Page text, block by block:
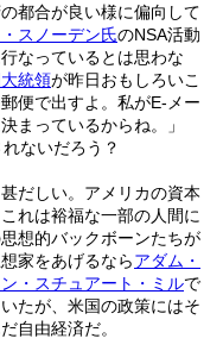
都合が良い様に偏向して
スノーデン氏のNSA活動
なっているとは思わな
統領が昨日おもしろいこ
便で出すよ。私がE-メー
まっているからね。」
ないだろう？
だしい。アメリカの資本
れは裕福な一部の人間に
想的バックボーンたちが
家をあげるならアダム・
・スチュアート・ミルで
たが、米国の政策にはそ
自由経済だ。